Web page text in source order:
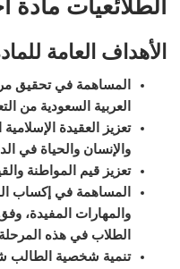
الطلائعيات مادة
الأهداف العامة
المساهمة في تحقيق
العربية السعودية من
تعزيز العقيدة
والإنسان والحياة في
تعزيز قيم المواطنة
المساهمة في إكساب
والمهارات المفيدة،
الطلاب في هذه المرحلة
تنمية شخصية الطالب